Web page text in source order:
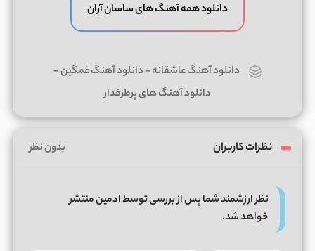
دانلود همه آهنگ های ساسان آران
دانلود آهنگ عاشقانه-دانلود آهنگ غمگین-
دانلود آهنگ های پرطرفدار
نظرات کاربران بدون نظر
نظر ارزشمند شما پس از بررسی توسط ادمین منتشر
خواهد شد.